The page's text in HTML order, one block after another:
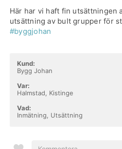
Här har vi haft fin utsättningen
utsättning av bult grupper för
#byggjohan
Kund:
Bygg Johan
Var:
Halmstad, Kistinge
Vad:
Inmätning, Utsättning